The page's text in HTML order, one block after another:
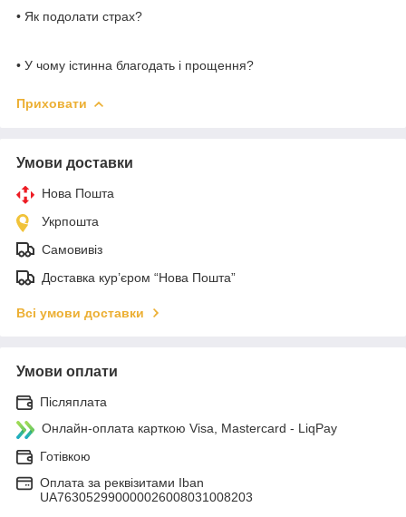
• Як подолати страх?
• У чому істинна благодать і прощення?
Приховати
Умови доставки
Нова Пошта
Укрпошта
Самовивіз
Доставка кур’єром “Нова Пошта”
Всі умови доставки
Умови оплати
Післяплата
Онлайн-оплата карткою Visa, Mastercard - LiqPay
Готівкою
Оплата за реквізитами Iban
UA763052990000026008031008203